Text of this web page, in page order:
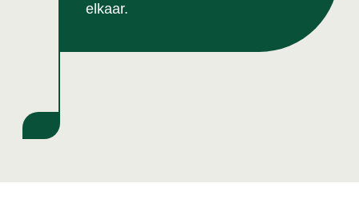
elkaar.